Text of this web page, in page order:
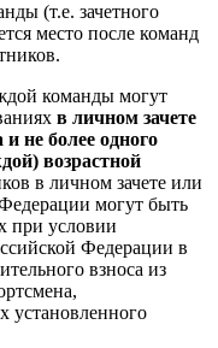
(т.е. зачетного
место после команд
команды могут
в личном зачете
не более одного
возрастной
в личном зачете или
могут быть
при условии
Федерации в
взноса из
установленного